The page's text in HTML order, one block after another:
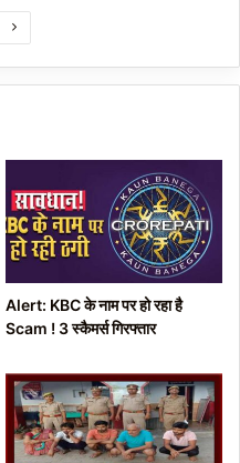
x
g
e
Alert: KBC के नाम पर हो रहा है
Scam ! 3 स्कैमर्स गिरफ्तार